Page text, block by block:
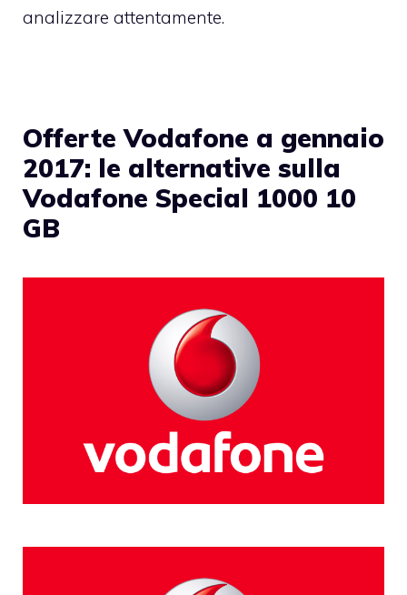
analizzare attentamente.
Offerte Vodafone a gennaio
2017: le alternative sulla
Vodafone Special 1000 10
GB